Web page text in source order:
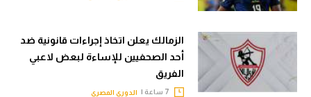
الزمالك يعلن اتخاذ إجراءات قانونية ضد
أحد الصحفيين للإساءة لبعض لاعبي
الفريق
الدوري المصري